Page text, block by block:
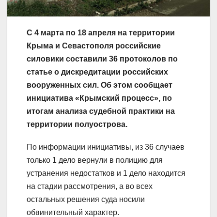
С 4 марта по 18 апреля на территории
Крыма и Севастополя российские
силовики составили 36 протоколов по
статье о дискредитации российских
вооруженных сил. Об этом сообщает
инициатива «Крымский процесс», по
итогам анализа судебной практики на
территории полуострова.
По информации инициативы, из 36 случаев
только 1 дело вернули в полицию для
устранения недостатков и 1 дело находится
на стадии рассмотрения, а во всех
остальных решения суда носили
обвинительный характер.